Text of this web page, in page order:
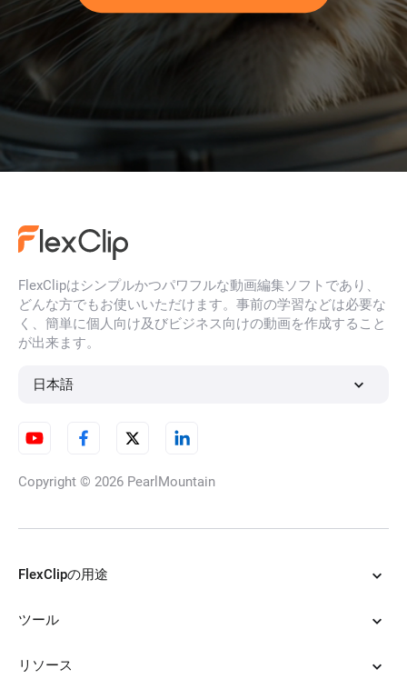
FlexClipはシンプルかつパワフルな動画編集ソフトであり、
どんな方でもお使いいただけます。事前の学習などは必要な
く、簡単に個人向け及びビジネス向けの動画を作成すること
が出来ます。
日本語
Copyright © 2026 PearlMountain
FlexClipの用途
ツール
リソース